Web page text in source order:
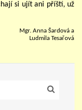
si ujít ani příští, už
Mgr. Anna Šardová a
Ludmila Tesařová